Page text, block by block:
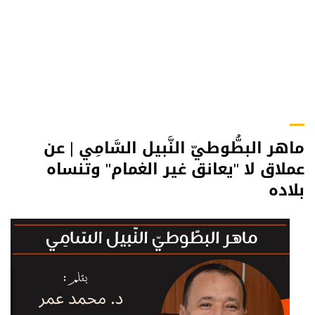
ماهر البطُّوطيّ النَّبيل السَّامِي | عن
عملاق لا "يعانق غير الغمام" وتنساه
بلاده